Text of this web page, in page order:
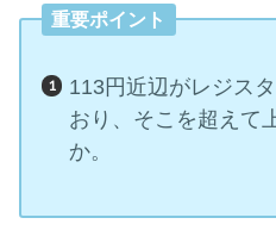
重要ポイント
113円近辺がレジス
おり、そこを超えて
か。